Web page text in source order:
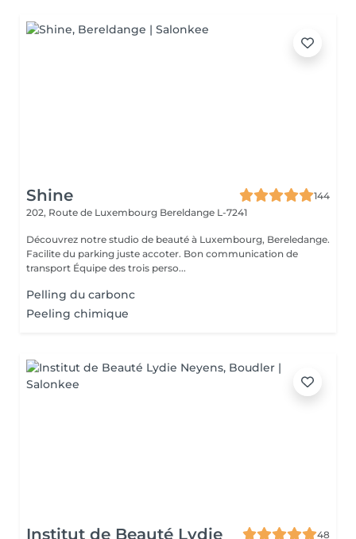
Shine
144
202, Route de Luxembourg Bereldange L-7241
Découvrez notre studio de beauté à Luxembourg, Bereledange.
Facilite du parking juste accoter. Bon communication de
transport Équipe des trois perso...
Pelling du carbonc
Peeling chimique
Institut de Beauté Lydie 48